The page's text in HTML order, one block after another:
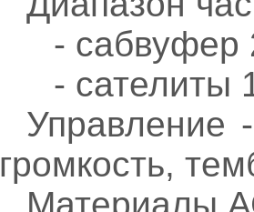
- сабвуфер
- сателиты
Управление
громкость,